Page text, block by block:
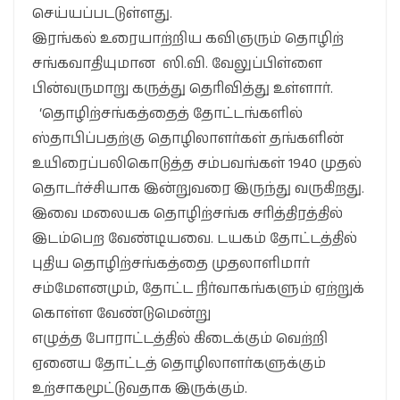
செய்யப்படடுள்ளது.
இரங்கல் உரையாற்றிய கவிஞரும் தொழிற்
சங்கவாதியுமான ஸி.வி. வேலுப்பிள்ளை
பின்வருமாறு கருத்து தெரிவித்து உள்ளார்.
‘தொழிற்சங்கத்தைத் தோட்டங்களில்
ஸ்தாபிப்பதற்கு தொழிலாளர்கள் தங்களின்
உயிரைப்பலிகொடுத்த சம்பவங்கள் 1940 முதல்
தொடர்ச்சியாக இன்றுவரை இருந்து வருகிறது.
இவை மலையக தொழிற்சங்க சரித்திரத்தில்
இடம்பெற வேண்டியவை. டயகம் தோட்டத்தில்
புதிய தொழிற்சங்கத்தை முதலாளிமார்
சம்மேளனமும், தோட்ட நிர்வாகங்களும் ஏற்றுக்
கொள்ள வேண்டுமென்று
எழுத்த போராட்டத்தில் கிடைக்கும் வெற்றி
ஏனைய தோட்டத் தொழிலாளர்களுக்கும்
உற்சாகமூட்டுவதாக இருக்கும்.